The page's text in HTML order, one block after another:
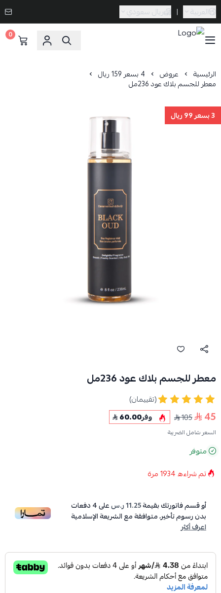
العربية | ريال سعودي
0
الرئيسية عروض 4 بسعر 159 ريال
معطر للجسم بلاك عود 236مل
3 بسعر 99 ريال
معطر للجسم بلاك عود 236مل
(تقييمان)
45
105 وفر60.00
السعر شامل الضريبة
متوفر
تم شراءه1934مرة
أو قسم فاتورتك بقيمة11.25 ر.س على4دفعات
بدون رسوم تأخير، متوافقة مع الشريعة الإسلامية
اعرف أكثر